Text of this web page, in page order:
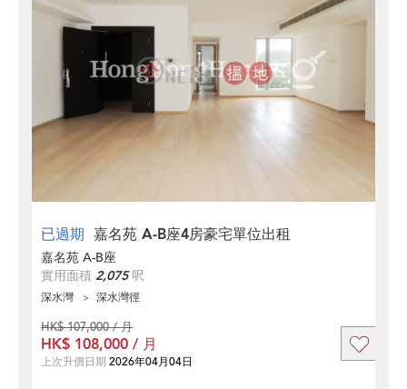
已過期 嘉名苑 A-B座4房豪宅單位出租
嘉名苑 A-B座
實用面積 2,075呎
深水灣 深水灣徑
HK$ 107,000 / 月
HK$ 108,000 / 月
上次升價日期 2026年04月04日